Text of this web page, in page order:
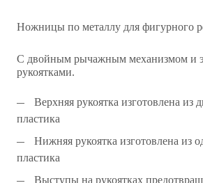
Ножницы по металлу для фигурного
С двойным рычажным механизмом и
рукоятками.
Верхняя рукоятка изготовлена из
пластика
Нижняя рукоятка изготовлена из
пластика
Выступы на рукоятках